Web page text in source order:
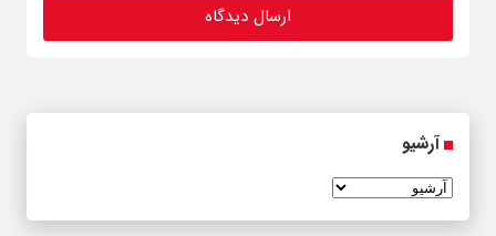
آرشیو